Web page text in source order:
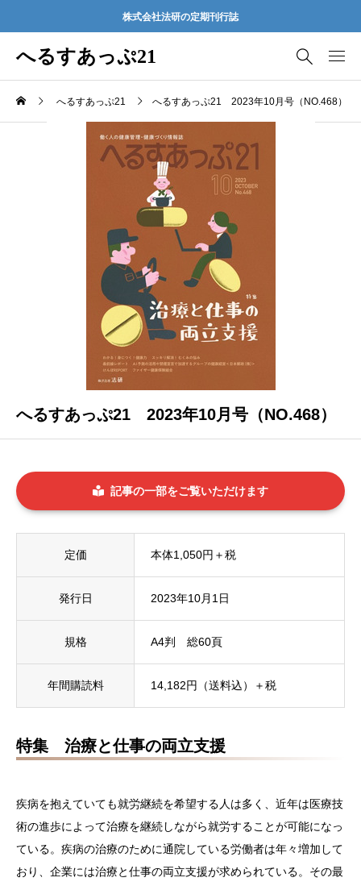
株式会社法研の定期刊行誌
へるすあっぷ21
へるすあっぷ21 へるすあっぷ21 2023年10月号（NO.468）
へるすあっぷ21 2023年10月号（NO.468）
記事の一部をご覧いただけます
定価 本体1,050円＋税
発行日 2023年10月1日
規格 A4判 総60頁
年間購読料 14,182円（送料込）＋税
特集 治療と仕事の両立支援
疾病を抱えていても就労継続を希望する人は多く、近年は医療技
術の進歩によって治療を継続しながら就労することが可能になっ
ている。疾病の治療のために通院している労働者は年々増加して
おり、企業には治療と仕事の両立支援が求められている。その最